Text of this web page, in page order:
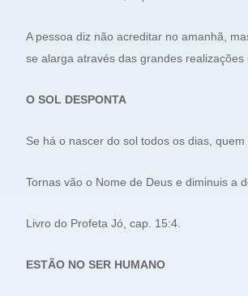
A pessoa diz não acreditar no amanhã,
se alarga através das grandes
O SOL DESPONTA
Se há o nascer do sol todos os dias,
Tornas vão o Nome de Deus e diminuis a
Livro do Profeta Jó, cap. 15:4.
ESTÃO NO SER HUMANO